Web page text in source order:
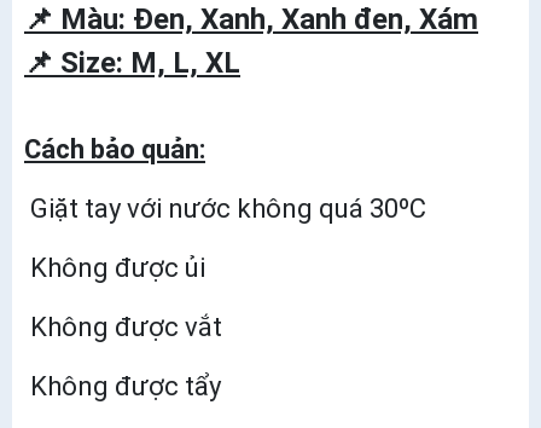
📌 Màu: Đen, Xanh, Xanh đen, Xám
📌 Size: M, L, XL
Cách bảo quản:
Giặt tay với nước không quá 30ºC
Không được ủi
Không được vắt
Không được tẩy